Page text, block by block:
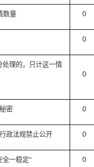
数量 0
0
处理的，只计这一情
0
密 0
政法规禁止公开 0
全一稳定” 0